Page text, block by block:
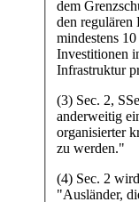
dem
den regulären
mindestens
Investitionen
Infrastruktur
(3) Sec. 2,
anderweitig
organisierter
zu werden."
(4) Sec. 2
"Ausländer,